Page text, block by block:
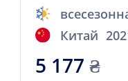
Китай
5 177 ₴